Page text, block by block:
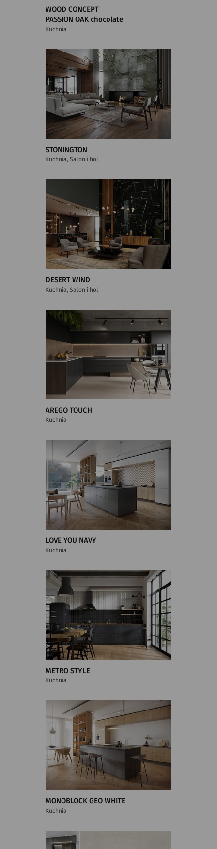
WOOD CONCEPT
PASSION OAK chocolate
Kuchnia
STONINGTON
Kuchnia, Salon i hol
DESERT WIND
Kuchnia, Salon i hol
AREGO TOUCH
Kuchnia
LOVE YOU NAVY
Kuchnia
METRO STYLE
Kuchnia
MONOBLOCK GEO WHITE
Kuchnia